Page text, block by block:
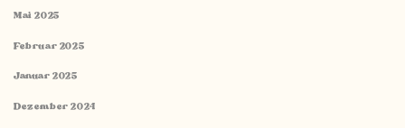
Mai 2025
Februar 2025
Januar 2025
Dezember 2024